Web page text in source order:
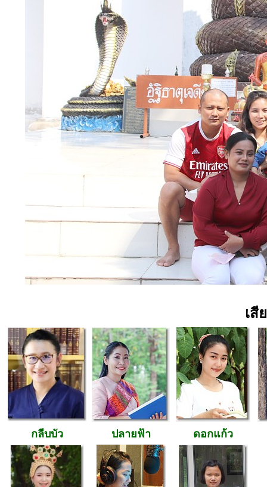
เสี
กลีบบัว ปลายฟ้า ดอกแก้ว